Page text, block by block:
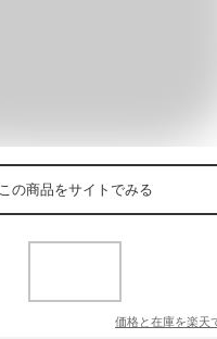
この商品をサイトでみる
価格と在庫を楽天